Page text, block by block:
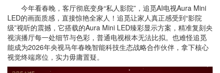
今年看春晚，客厅彻底变身“私人影院”，追觅AI电视Aura Mini
LED的画面质感，直接惊艳全家人！追觅让家人真正感受到“影院
级”视听的震撼，它搭载的Aura Mini LED臻彩显示方案，精准复刻央
视演播厅每一处细节与色彩，普通电视根本无法比拟。也难怪追觅
能成为2026年央视马年春晚智能科技生态战略合作伙伴，拿下核心
视觉终端席位，实力毋庸置疑。